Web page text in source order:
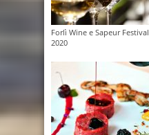
Forlì Wine e Sapeur Festival
2020